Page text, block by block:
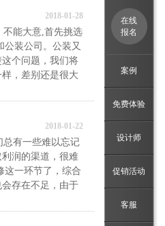
2018-01-28
能大意,首先挑选
公装公司。公装又
个问题，我们将
，差别还是很大
2018-01-22
有一些难以忘记
润的渠道，很难
这一环节了，综合
存在不足，由于
在线
报名
案例
免费体验
设计师
促销活动
客服